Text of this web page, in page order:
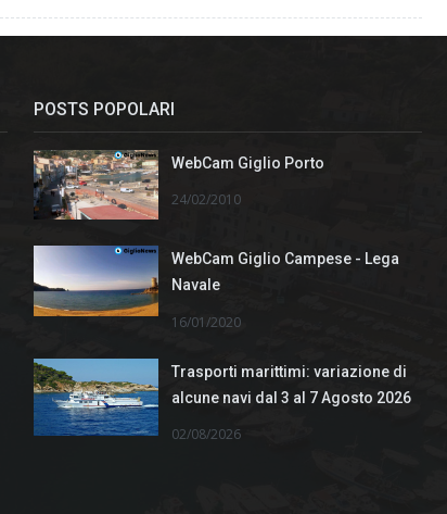
POSTS POPOLARI
WebCam Giglio Porto
24/02/2010
WebCam Giglio Campese - Lega
Navale
16/01/2020
Trasporti marittimi: variazione di
alcune navi dal 3 al 7 Agosto 2026
02/08/2026